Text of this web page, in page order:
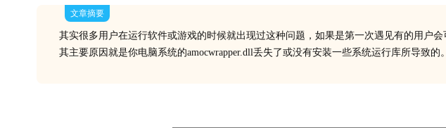
文章摘要
其实很多用户在运行软件或游戏的时候就出现过这种问题，如果是第一次遇见有的用户会
其主要原因就是你电脑系统的amocwrapper.dll丢失了或没有安装一些系统运行库所导致的。